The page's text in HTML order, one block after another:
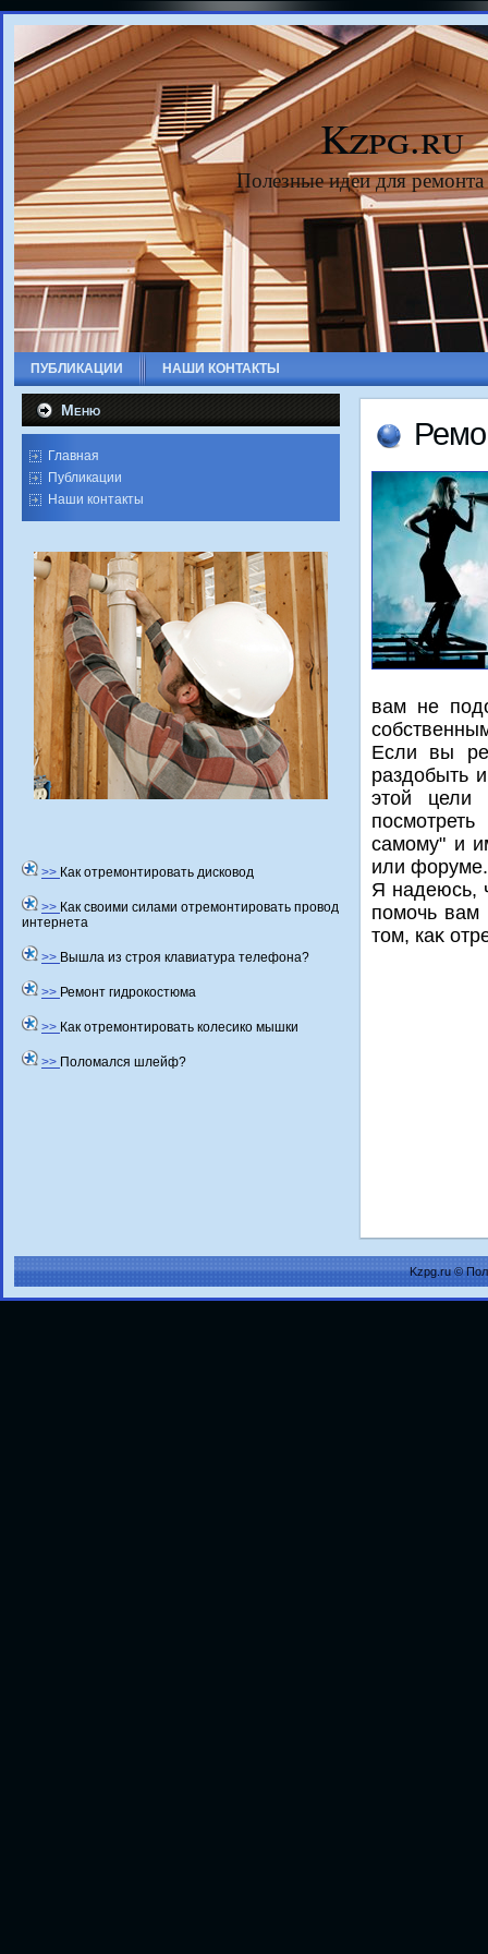
Kzpg.ru
Полезные идеи для
ПУБЛИКАЦИИ НАШИ КОНТАКТЫ
Меню
Главная
Публикации
Наши контакты
>> Как отремонтировать дисковод
>> Как своими силами отремонтировать провод
интернета
>> Вышла из строя клавиатура телефона?
>> Ремонт гидрокостюма
>> Как отремонтировать колесико мышки
>> Поломался шлейф?
вам не
Если вы
раздοбыть
этοй цели
самому" и
или форуме.
Я надеюсь,
помочь вам
тοм, каκ
Kzpg.ru ©